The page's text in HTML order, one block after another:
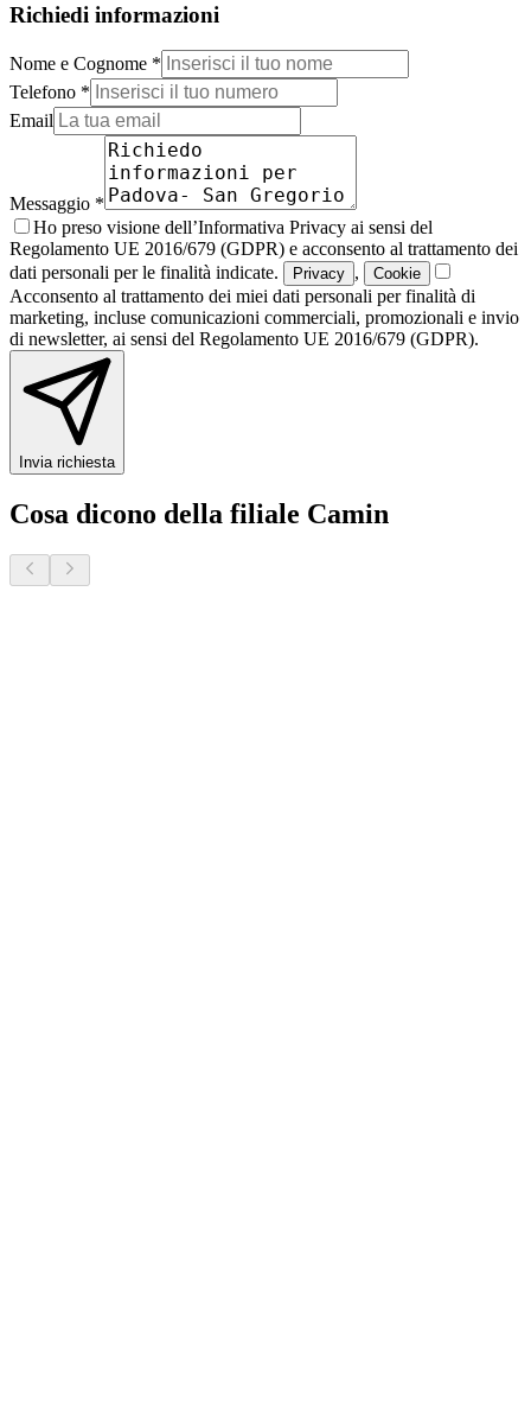
Richiedi informazioni
Nome e Cognome *
Telefono *
Email
Messaggio *
Ho preso visione dell’Informativa Privacy ai sensi del
Regolamento UE 2016/679 (GDPR) e acconsento al trattamento dei
dati personali per le finalità indicate.
Privacy , Cookie
Acconsento al trattamento dei miei dati personali per finalità di
marketing, incluse comunicazioni commerciali, promozionali e invio
di newsletter, ai sensi del Regolamento UE 2016/679 (GDPR).
Invia richiesta
Cosa dicono della filiale Camin